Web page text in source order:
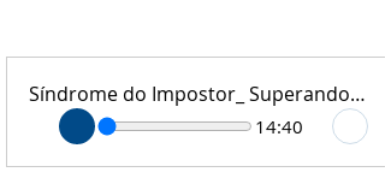
Síndrome do Impostor_ Superando o Medo na Carreira
14:40